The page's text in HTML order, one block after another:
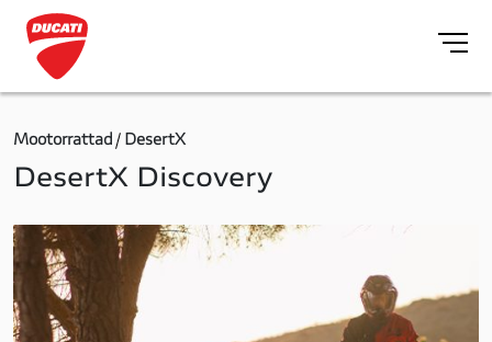
Mootorrattad DesertX
DesertX Discovery